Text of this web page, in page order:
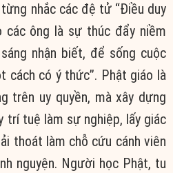
nhắc các đệ tử “Điều duy
ông là sự thúc đẩy niềm
nhận biết, để sống cuộc
cách có ý thức”. Phật giáo là
trên uy quyền, mà xây dựng
trí tuệ làm sự nghiệp, lấy giác
thoát làm chỗ cứu cánh viên
nguyện. Người học Phật, tu